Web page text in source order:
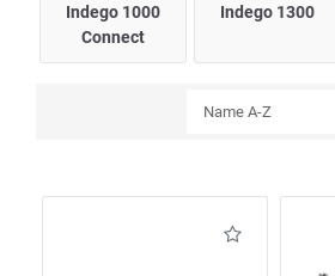
Indego 1000
Connect
Indego 1300